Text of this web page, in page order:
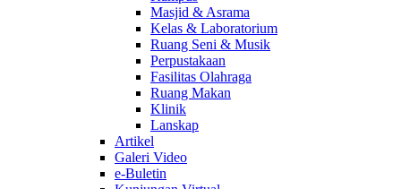
Masjid & Asrama
Kelas & Laboratorium
Ruang Seni & Musik
Perpustakaan
Fasilitas Olahraga
Ruang Makan
Klinik
Lanskap
Artikel
Galeri Video
e-Buletin